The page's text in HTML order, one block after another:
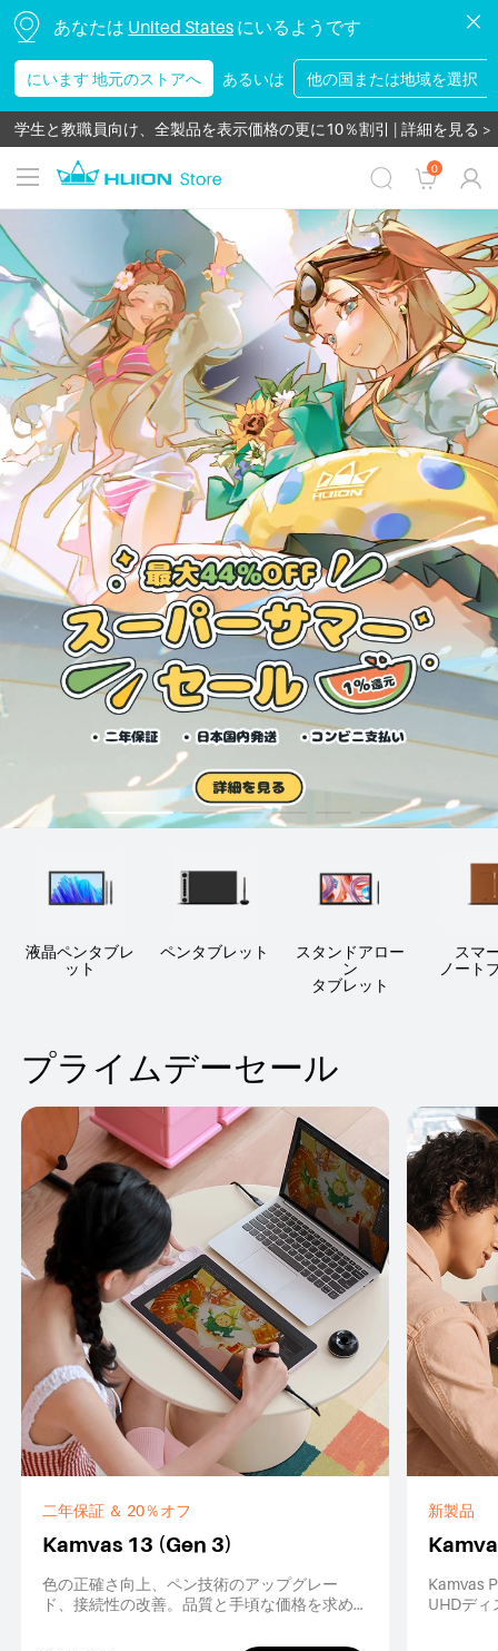
あなたは United States にいるようです
にいます 地元のストアへ あるいは 他の国または地域を選択
期間限定セール！新しいチャレンジを始めよう！ | 詳細を見る >>
新規登録2000円引きクーポンGET | 詳細を見る >>
学生と教職員向け、全製品を表示価格の更に10％割引 | 詳細を見る >
0
液晶ペンタブレ
ット
ペンタブレット
スタンドアロー
ン
タブレット
スマ
ノート
プライムデーセール
二年保証 ＆ 20％オフ
Kamvas 13 (Gen 3)
色の正確さ向上、ペン技術のアップグレー
ド、接続性の改善。品質と手頃な価格を求め
新製品
Kamvas
UHDディ